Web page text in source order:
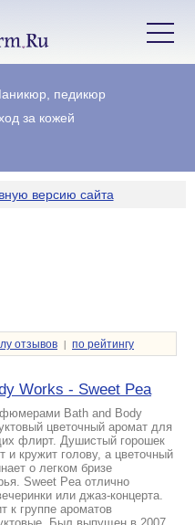
педикюр
за кожей
версию сайта
отзывов | по рейтингу
Works - Sweet Pea
Bath and Body
цветочный аромат для
флирт. Душистый горошек
и кружит голову, а цветочный
о легком бризе
Sweet Pea отлично
или джаз-концерта.
к группе ароматов